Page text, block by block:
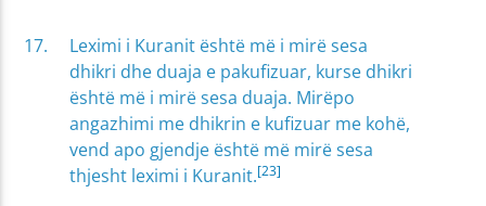
Leximi i Kuranit është më i mirë sesa
dhikri dhe duaja e pakufizuar, kurse dhikri
është më i mirë sesa duaja. Mirëpo
angazhimi me dhikrin e kufizuar me kohë,
vend apo gjendje është më mirë sesa
thjesht leximi i Kuranit.[23]